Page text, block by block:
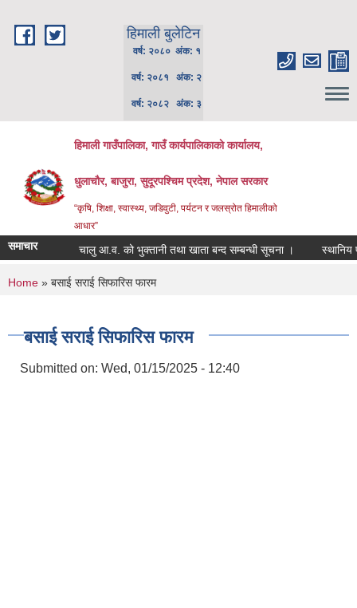
हिमाली बुलेटिन
वर्ष: २०८० अंक: १
वर्ष: २०८१ अंक: २
वर्ष: २०८२ अंक: ३
हिमाली गाउँपालिका, गाउँ कार्यपालिकाकाे कार्यालय,
धुलाचौर, बाजुरा, सुदूरपश्चिम प्रदेश, नेपाल सरकार
“कृषि, शिक्षा, स्वास्थ्य, जडिवुटी, पर्यटन र जलस्रोत हिमालीको
आधार”
समाचार चालु आ.व. को भुक्तानी तथा खाता बन्द सम्बन्धी सूचना । स्थानिय
You are here
Home » बसाई सराई सिफारिस फारम
बसाई सराई सिफारिस फारम
Submitted on: Wed, 01/15/2025 - 12:40